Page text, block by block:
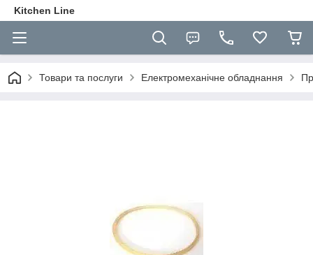
Kitchen Line
Товари та послуги Електромеханічне обладнання